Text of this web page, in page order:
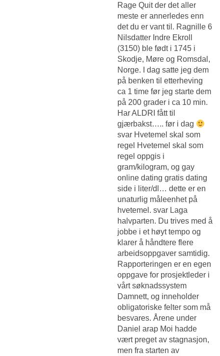
Rage Quit der det aller
meste er annerledes enn
det du er vant til. Ragnille 6
Nilsdatter Indre Ekroll
(3150) ble født i 1745 i
Skodje, Møre og Romsdal,
Norge. I dag satte jeg dem
på benken til etterheving
ca 1 time før jeg starte dem
på 200 grader i ca 10 min.
Har ALDRI fått til
gjærbakst….. før i dag
svar Hvetemel skal som
regel Hvetemel skal som
regel oppgis i
gram/kilogram, og gay
online dating gratis dating
side i liter/dl… dette er en
unaturlig måleenhet på
hvetemel. svar Laga
halvparten. Du trives med å
jobbe i et høyt tempo og
klarer å håndtere flere
arbeidsoppgaver samtidig.
Rapporteringen er en egen
oppgave for prosjektleder i
vårt søknadssystem
Damnett, og inneholder
obligatoriske felter som må
besvares. Årene under
Daniel arap Moi hadde
vært preget av stagnasjon,
men fra starten av